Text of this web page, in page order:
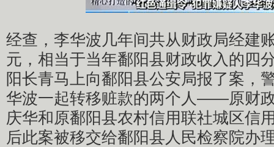
经查，李华波几年间共从财政局经建
元，相当于当年鄱阳县财政收入的四
阳长青马上向鄱阳县公安局报了案，
华波一起转移赃款的两个人——原财
庆华和原鄱阳县农村信用联社城区信
后此案被移交给鄱阳县人民检察院办